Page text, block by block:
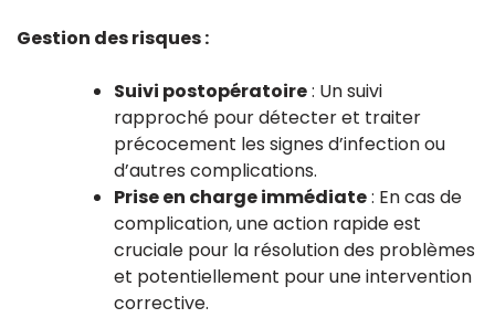
Gestion des risques :
Suivi postopératoire: Un suivi
rapproché pour détecter et traiter
précocement les signes d’infection ou
d’autres complications.
Prise en charge immédiate: En cas de
complication, une action rapide est
cruciale pour la résolution des problèmes
et potentiellement pour une intervention
corrective.